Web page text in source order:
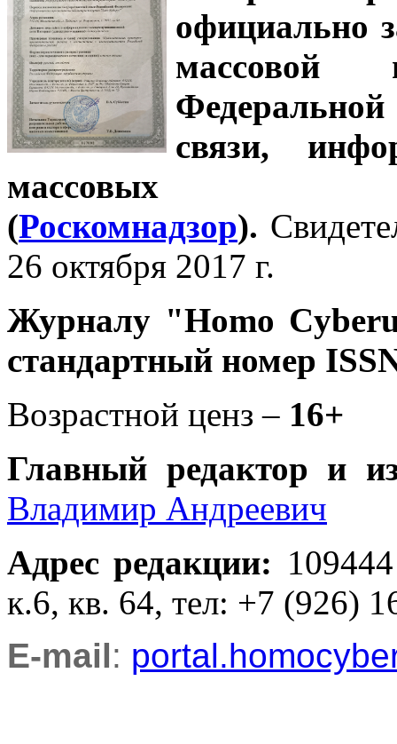
официально
связи,
массовых
(Роскомнадзор).
26 октября 2017 г.
Журналу "Homo
стандартный номер
Возрастной ценз – 16+
Главный редактор и
Владимир Андреевич
Адрес редакции:
к.6, кв. 64, тел: +7 (926)
E-mail: